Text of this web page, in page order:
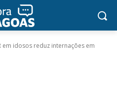
em idosos reduz internações em